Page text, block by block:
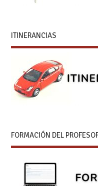
ITINERANCIAS
FORMACIÓN DEL